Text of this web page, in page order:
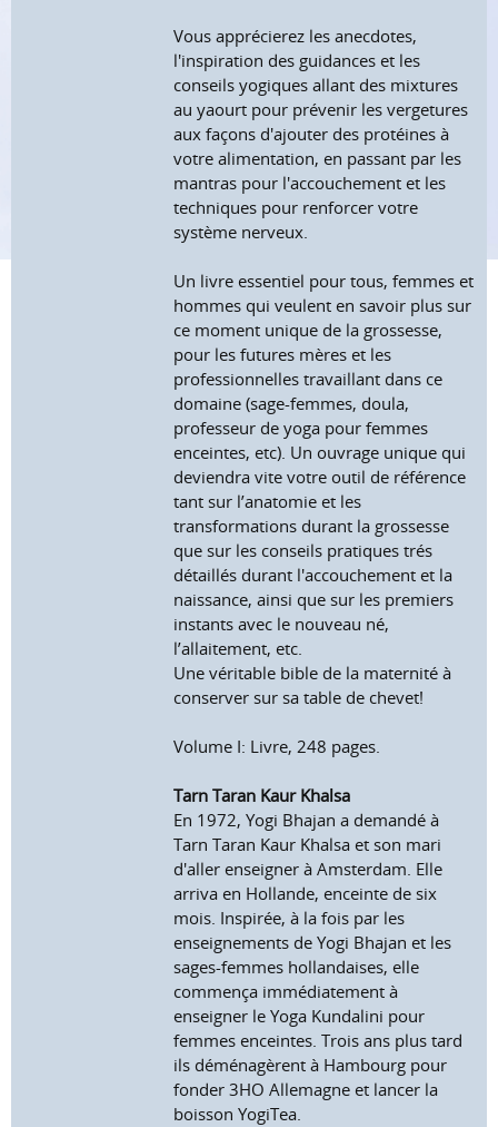
Vous apprécierez les anecdotes,
l'inspiration des guidances et les
conseils yogiques allant des mixtures
au yaourt pour prévenir les vergetures
aux façons d'ajouter des protéines à
votre alimentation, en passant par les
mantras pour l'accouchement et les
techniques pour renforcer votre
système nerveux.
Un livre essentiel pour tous, femmes et
hommes qui veulent en savoir plus sur
ce moment unique de la grossesse,
pour les futures mères et les
professionnelles travaillant dans ce
domaine (sage-femmes, doula,
professeur de yoga pour femmes
enceintes, etc). Un ouvrage unique qui
deviendra vite votre outil de référence
tant sur l’anatomie et les
transformations durant la grossesse
que sur les conseils pratiques trés
détaillés durant l'accouchement et la
naissance, ainsi que sur les premiers
instants avec le nouveau né,
l’allaitement, etc.
Une véritable bible de la maternité à
conserver sur sa table de chevet!
Volume I: Livre, 248 pages.
Tarn Taran Kaur Khalsa
En 1972, Yogi Bhajan a demandé à
Tarn Taran Kaur Khalsa et son mari
d'aller enseigner à Amsterdam. Elle
arriva en Hollande, enceinte de six
mois. Inspirée, à la fois par les
enseignements de Yogi Bhajan et les
sages-femmes hollandaises, elle
commença immédiatement à
enseigner le Yoga Kundalini pour
femmes enceintes. Trois ans plus tard
ils déménagèrent à Hambourg pour
fonder 3HO Allemagne et lancer la
boisson YogiTea.